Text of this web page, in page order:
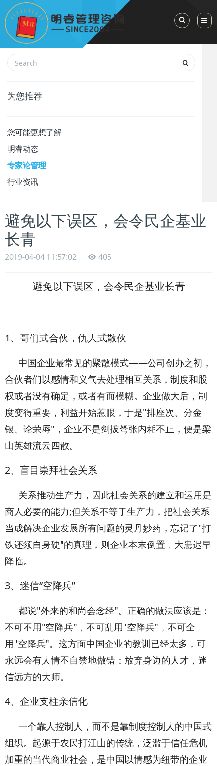
Toggle
为您推荐
您可能更想了解
明睿动态
专家论管理
行业资讯
避免以下误区，会令民企基业
长青
2019-04-04 11:57:02 405
避免以下误区，会令民企基业长青
1 、哥们式合伙，仇人式散伙
中国企业最常见的聚散模式——公司创办之初，
合伙者们以感情和义气去处理相互关系，制度和股
权或者没有确定，或者有而模糊。企业做大后，制
度变得重要，利益开始惹眼，于是"排座次、分金
银、论荣辱"，企业不是剑拔弩张内耗不止，便是梁
山英雄流云四散。
2、盲目崇拜社会关系
关系推动生产力，因此社会关系的建立和运用是
商人必要的能力;但关系不等于生产力，把社会关系
当成解决企业发展所有问题的灵丹妙药，忘记了"打
铁还须自身硬"的真理，则企业本末倒置，大患迟早
降临。
3、迷信“空降兵”
都说"外来的和尚会念经"。正确的做法应该是：
不可不用"空降兵"，不可乱用"空降兵"，不可全
用"空降兵"。这方面中国企业的教训已经太多，可
永远会有人情不自禁地做错：放弃身边的人才，迷
信远方的大师。
4、企业支柱亲信化
一个靠人控制人，而不是靠制度控制人的中国式
组织。起源于农民打江山的传统，泛滥于信任危机
加重的当代商业社会，是中国以情感为纽带的企业